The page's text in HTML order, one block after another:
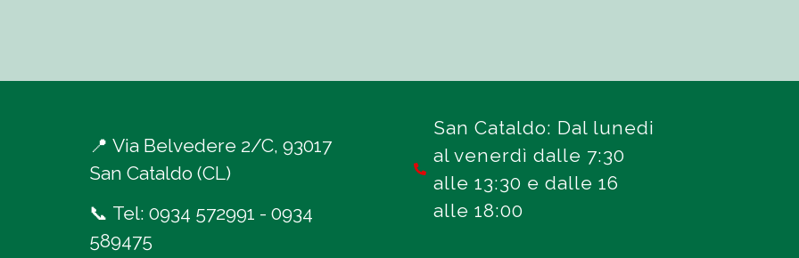
📍 Via Belvedere 2/C, 93017
San Cataldo (CL)
📞 Tel: 0934 572991 - 0934
589475
San Cataldo: Dal lunedi
al venerdì dalle 7:30
alle 13:30 e dalle 16
alle 18:00